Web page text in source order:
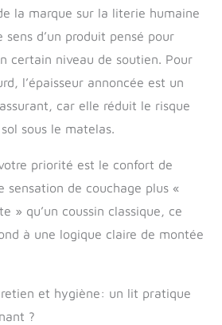
la marque sur la literie humaine
sens d’un produit pensé pour
certain niveau de soutien. Pour
l’épaisseur annoncée est un
car elle réduit le risque
sous le matelas.
priorité est le confort de
sensation de couchage plus «
» qu’un coussin classique, ce
à une logique claire de montée
et hygiène: un lit pratique
?